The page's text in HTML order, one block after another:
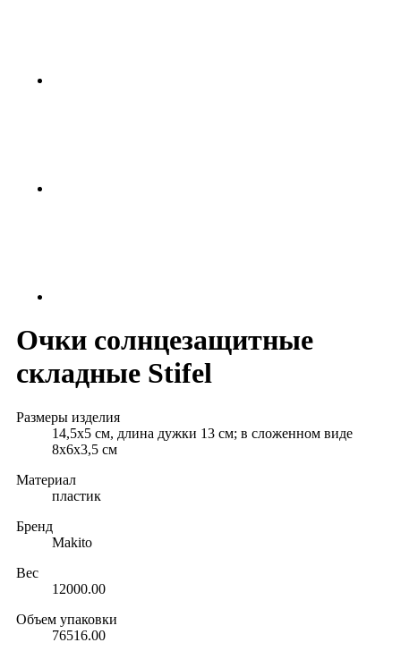
Очки солнцезащитные
складные Stifel
Размеры изделия
14,5x5 см, длина дужки 13 см; в сложенном виде
8x6x3,5 см
Материал
пластик
Бренд
Makito
Вес
12000.00
Объем упаковки
76516.00